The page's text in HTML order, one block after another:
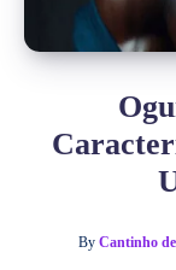
ByCantinho